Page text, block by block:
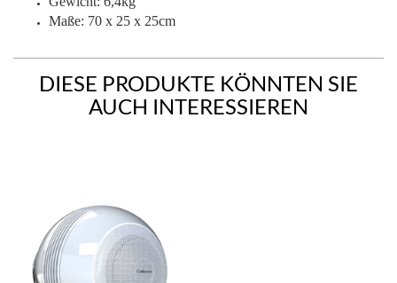
Maße: 70 x 25 x 25cm
DIESE PRODUKTE KÖNNTEN SIE
AUCH INTERESSIEREN